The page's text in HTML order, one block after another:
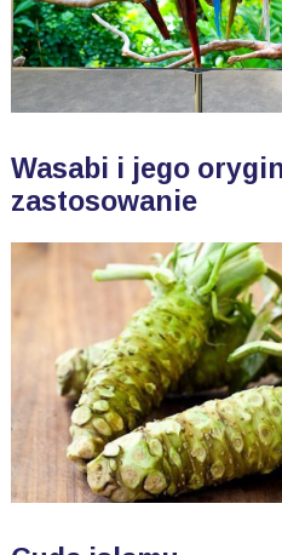
Wasabi i jego
zastosowanie